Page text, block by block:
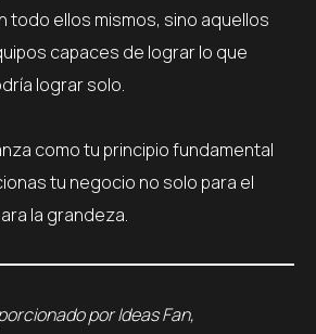
todo ellos mismos, sino aquellos
capaces de lograr lo que
lograr solo.
como tu principio fundamental
tu negocio no solo para el
la grandeza.
por Ideas Fan,